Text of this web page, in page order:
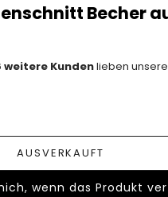
Becher
weitere Kundenlieben unsere
AUSVERKAUFT
wenn das Produkt